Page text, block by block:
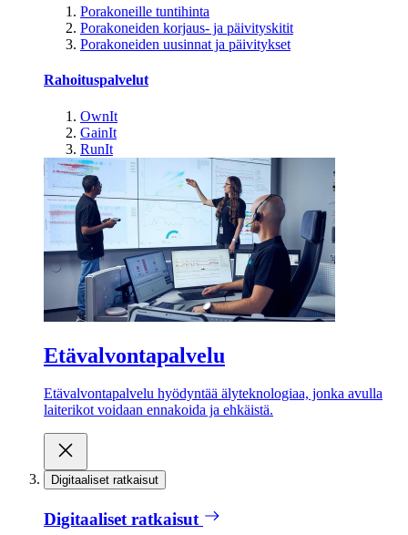
Porakoneille tuntihinta
Porakoneiden korjaus- ja päivityskitit
Porakoneiden uusinnat ja päivitykset
Rahoituspalvelut
OwnIt
GainIt
RunIt
Etävalvontapalvelu
Etävalvontapalvelu hyödyntää älyteknologiaa, jonka avulla
laiterikot voidaan ennakoida ja ehkäistä.
Digitaaliset ratkaisut
Digitaaliset ratkaisut